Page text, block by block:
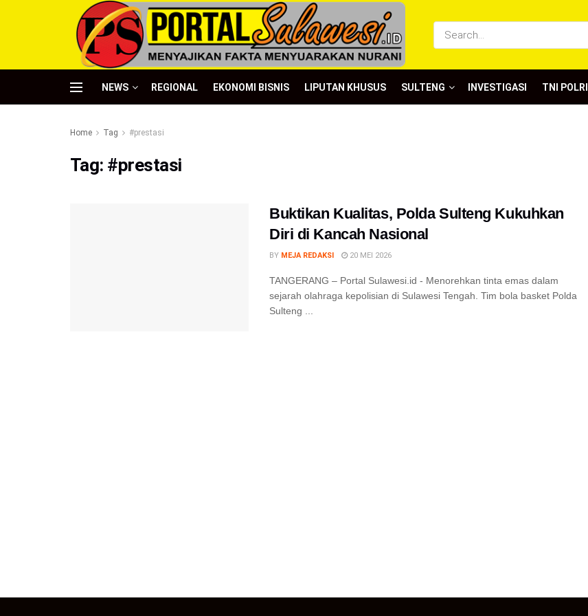
NEWS REGIONAL EKONOMI BISNIS LIPUTAN KHUSUS SULTENG INVESTIGASI TNI POLRI
Home Tag #prestasi
Tag: #prestasi
Buktikan Kualitas, Polda Sulteng Kukuhkan
Diri di Kancah Nasional
BY MEJA REDAKSI 20 MEI 2026
TANGERANG – Portal Sulawesi.id - Menorehkan tinta emas dalam
sejarah olahraga kepolisian di Sulawesi Tengah. Tim bola basket Polda
Sulteng ...